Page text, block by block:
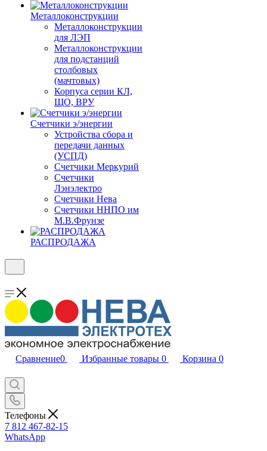
Металлоконструкции
Металлоконструкции
для ЛЭП
Металлоконструкции
для подстанций
столбовых
(мачтовых)
Корпуса серии КЛ,
ЩО, ВРУ
Счетчики э/энергии
Устройства сбора и
передачи данных
(УСПД)
Счетчики Меркурий
Счетчики
Лэнэлектро
Счетчики Нева
Счетчики ННПО им
М.В.Фрунзе
РАСПРОДАЖА
Сравнение0 Избранные товары 0 Корзина 0
Телефоны
7 812 467-82-15
WhatsApp